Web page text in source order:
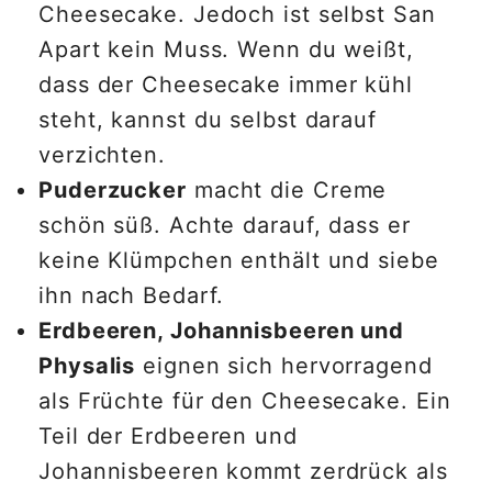
Cheesecake. Jedoch ist selbst San
Apart kein Muss. Wenn du weißt,
dass der Cheesecake immer kühl
steht, kannst du selbst darauf
verzichten.
Puderzucker macht die Creme
schön süß. Achte darauf, dass er
keine Klümpchen enthält und siebe
ihn nach Bedarf.
Erdbeeren, Johannisbeeren und
Physalis eignen sich hervorragend
als Früchte für den Cheesecake. Ein
Teil der Erdbeeren und
Johannisbeeren kommt zerdrück als